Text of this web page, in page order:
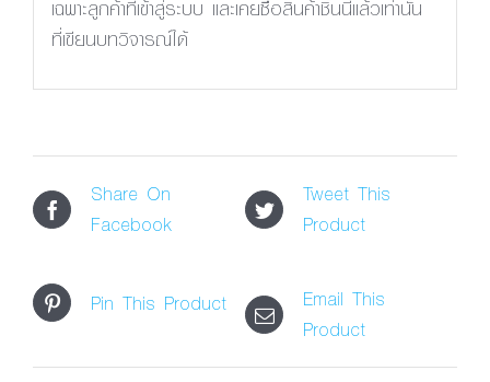
เฉพาะลูกค้าที่เข้าสู่ระบบ และเคยซื้อสินค้าชิ้นนี้แล้วเท่านั้น
ที่เขียนบทวิจารณ์ได้
Share On
Facebook
Tweet This
Product
Pin This Product
Email This
Product